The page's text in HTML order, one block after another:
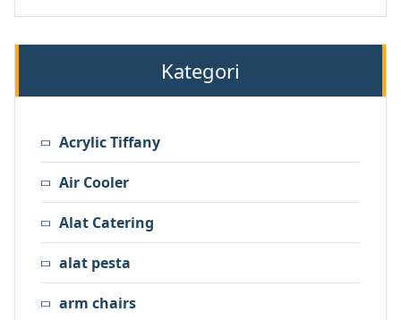
Kategori
Acrylic Tiffany
Air Cooler
Alat Catering
alat pesta
arm chairs